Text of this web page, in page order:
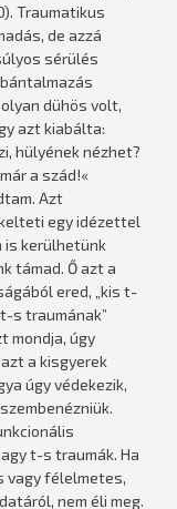
Traumatikus
de azzá
sérülés
dühös volt,
azt kiabálta:
hülyének nézhet?
a szád!«
Azt
egy idézettel
is kerülhetünk
támad. Ő azt a
ered, „kis t-
s traumának”
mondja, úgy
a kisgyerek
úgy védekezik,
t-s traumák. Ha
vagy félelmetes,
nem éli meg.